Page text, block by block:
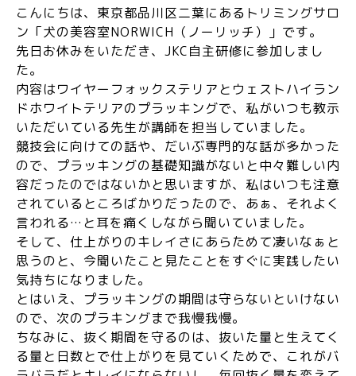
こんにちは、東京都品川区二葉にあるトリミングサロ
ン「犬の美容室NORWICH（ノーリッチ）」です。
先日お休みをいただき、JKC自主研修に参加しまし
た。
内容はワイヤーフォックステリアとウェストハイラン
ドホワイトテリアのプラッキングで、私がいつも教示
いただいている先生が講師を担当していました。
競技会に向けての話や、だいぶ専門的な話が多かった
ので、プラッキングの基礎知識がないと中々難しい内
容だったのではないかと思いますが、私はいつも注意
されているところばかりだったので、あぁ、それよく
言われる…と耳を痛くしながら聞いていました。
そして、仕上がりのキレイさにあらためて凄いなぁと
思うのと、今聞いたこと見たことをすぐに実践したい
気持ちになりました。
とはいえ、プラッキングの期間は守らないといけない
ので、次のプラキングまで我慢我慢。
ちなみに、抜く期間を守るのは、抜いた量と生えてく
る量と日数とで仕上がりを見ていくためで、これがバ